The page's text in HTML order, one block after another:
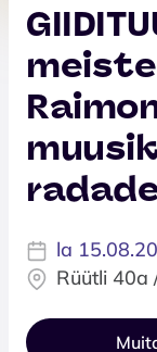
la
Rüütli 40a